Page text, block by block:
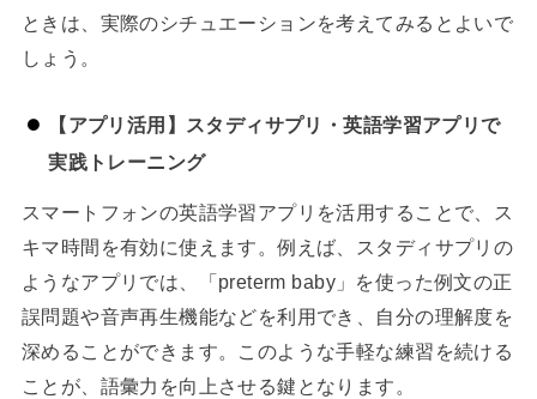
ときは、実際のシチュエーションを考えてみるとよいで
しょう。
【アプリ活用】スタディサプリ・英語学習アプリで
実践トレーニング
スマートフォンの英語学習アプリを活用することで、ス
キマ時間を有効に使えます。例えば、スタディサプリの
ようなアプリでは、「preterm baby」を使った例文の正
誤問題や音声再生機能などを利用でき、自分の理解度を
深めることができます。このような手軽な練習を続ける
ことが、語彙力を向上させる鍵となります。